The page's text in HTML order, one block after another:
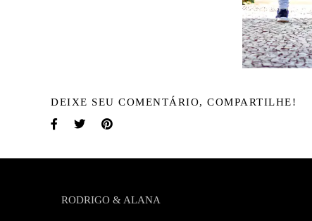
DEIXE SEU COMENTÁRIO, COMPARTILHE!
RODRIGO & ALANA